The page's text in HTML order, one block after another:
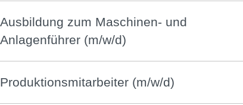
Ausbildung zum Maschinen- und
Anlagenführer (m/w/d)
Produktionsmitarbeiter (m/w/d)